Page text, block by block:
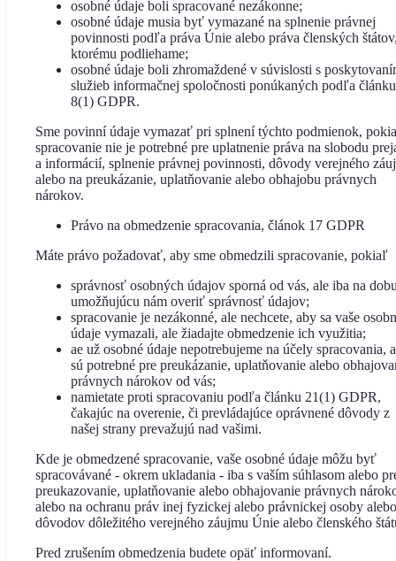
osobné údaje boli spracované nezákonne;
osobné údaje musia byť vymazané na splnenie právnej
povinnosti podľa práva Únie alebo práva členských
ktorému podliehame;
osobné údaje boli zhromaždené v súvislosti s
služieb informačnej spoločnosti ponúkaných podľa článku
8(1) GDPR.
Sme povinní údaje vymazať pri splnení týchto podmienok,
spracovanie nie je potrebné pre uplatnenie práva na slobodu
a informácií, splnenie právnej povinnosti, dôvody verejného
alebo na preukázanie, uplatňovanie alebo obhajobu právnych
nárokov.
Právo na obmedzenie spracovania, článok 17 GDPR
Máte právo požadovať, aby sme obmedzili spracovanie, pokiaľ
správnosť osobných údajov sporná od vás, ale iba na
umožňujúcu nám overiť správnosť údajov;
spracovanie je nezákonné, ale nechcete, aby sa vaše
údaje vymazali, ale žiadajte obmedzenie ich využitia;
ae už osobné údaje nepotrebujeme na účely spracovania,
sú potrebné pre preukázanie, uplatňovanie alebo
právnych nárokov od vás;
namietate proti spracovaniu podľa článku 21(1) GDPR,
čakajúc na overenie, či prevládajúce oprávnené dôvody z
našej strany prevažujú nad vašimi.
Kde je obmedzené spracovanie, vaše osobné údaje môžu byť
spracovávané - okrem ukladania - iba s vaším súhlasom alebo
preukazovanie, uplatňovanie alebo obhajovanie právnych
alebo na ochranu práv inej fyzickej alebo právnickej osoby
dôvodov dôležitého verejného záujmu Únie alebo členského
Pred zrušením obmedzenia budete opäť informovaní.